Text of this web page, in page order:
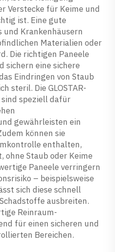
Verstecke für Keime und
ist. Eine gute
Krankenhäusern
Materialien oder
Die richtigen Paneele
sichern eine sichere
Eindringen von Staub
steril. Die GLOSTAR-
speziell dafür
gewährleisten ein
können sie
enthalten,
Staub oder Keime
Paneele verringern
– beispielsweise
sich diese schnell
ausbreiten.
Reinraum-
für einen sicheren und
Bereichen.